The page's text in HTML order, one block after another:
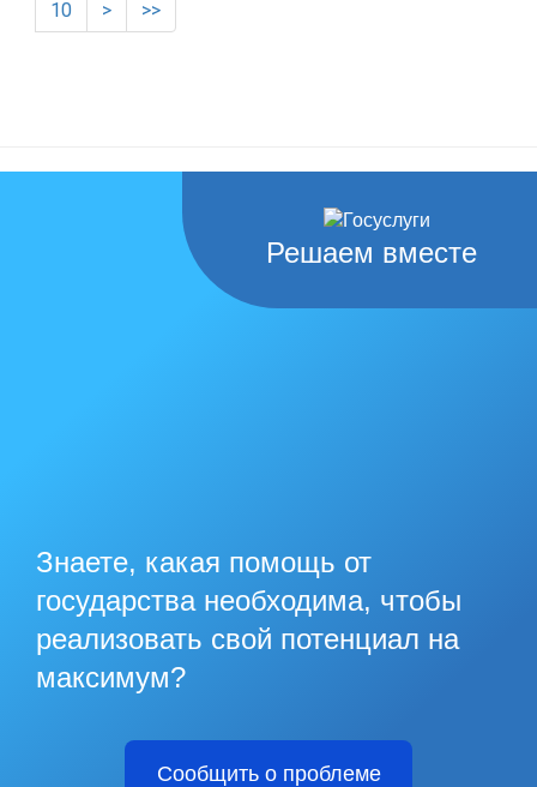
10
> >>
Решаем вместе
Знаете, какая помощь от
государства необходима, чтобы
реализовать свой потенциал на
максимум?
Сообщить о проблеме